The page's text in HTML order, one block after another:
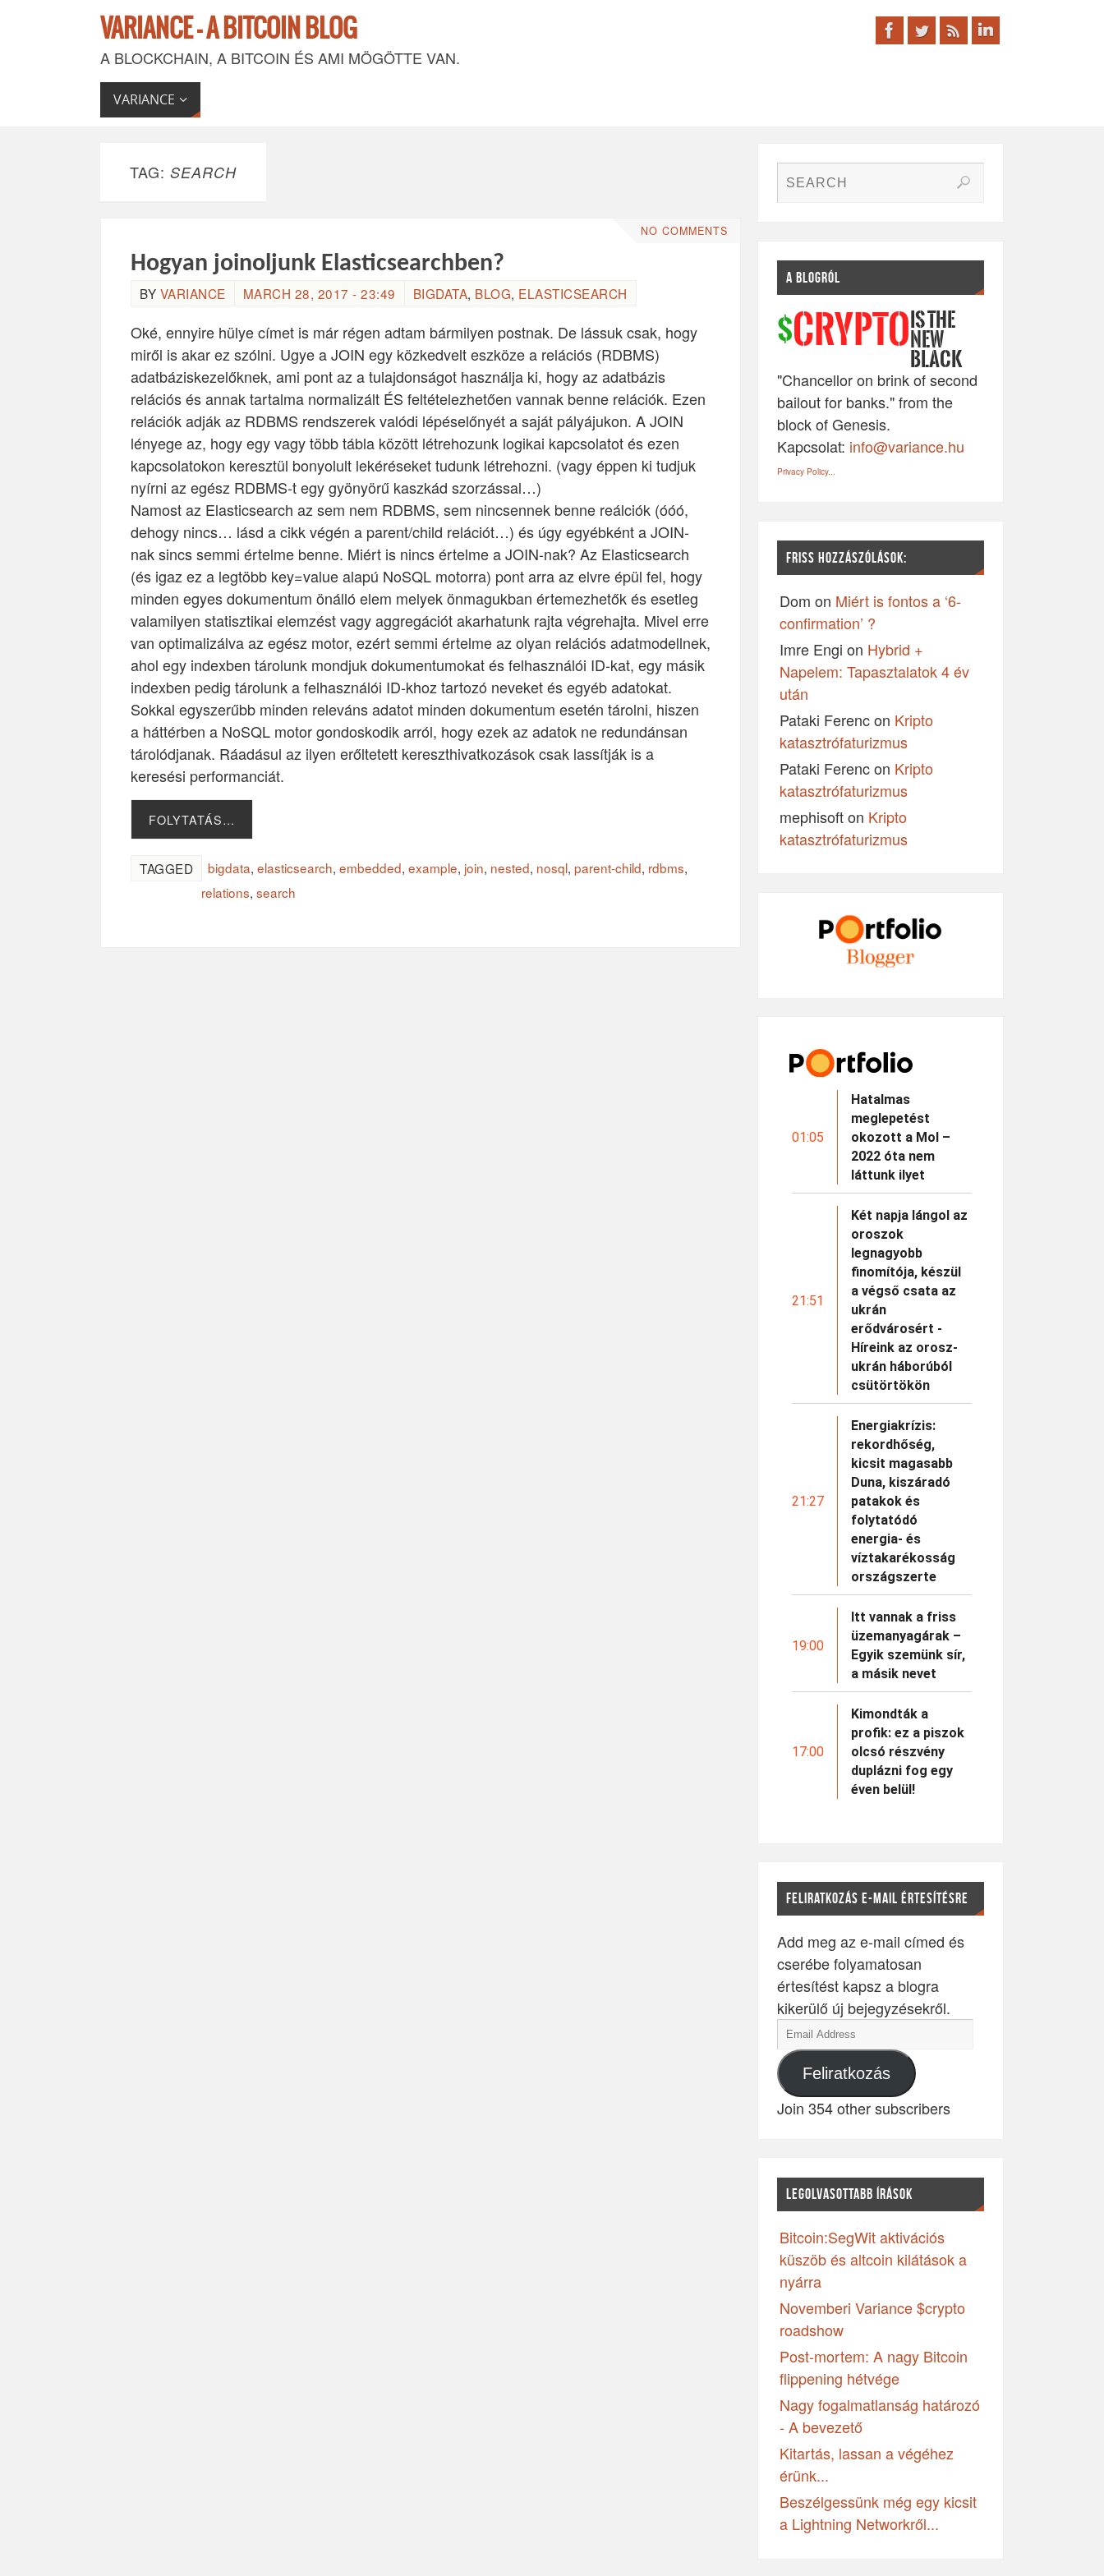
VARIANCE - A BITCOIN BLOG
A BLOCKCHAIN, A BITCOIN ÉS AMI MÖGÖTTE VAN.
VARIANCE
TAG: SEARCH
NO COMMENTS
Hogyan joinoljunk Elasticsearchben?
BY VARIANCE MARCH 28, 2017 - 23:49 BIGDATA, BLOG, ELASTICSEARCH
Oké, ennyire hülye címet is már régen adtam bármilyen postnak. De lássuk csak, hogy
miről is akar ez szólni. Ugye a JOIN egy közkedvelt eszköze a relációs (RDBMS)
adatbáziskezelőknek, ami pont az a tulajdonságot használja ki, hogy az adatbázis
relációs és annak tartalma normalizált ÉS feltételezhetően vannak benne relációk. Ezen
relációk adják az RDBMS rendszerek valódi lépéselőnyét a saját pályájukon. A JOIN
lényege az, hogy egy vagy több tábla között létrehozunk logikai kapcsolatot és ezen
kapcsolatokon keresztül bonyolult lekéréseket tudunk létrehozni. (vagy éppen ki tudjuk
nyírni az egész RDBMS-t egy gyönyörű kaszkád szorzással…)
Namost az Elasticsearch az sem nem RDBMS, sem nincsennek benne reálciók (óóó,
dehogy nincs… lásd a cikk végén a parent/child relációt…) és úgy egyébként a JOIN-
nak sincs semmi értelme benne. Miért is nincs értelme a JOIN-nak? Az Elasticsearch
(és igaz ez a legtöbb key=value alapú NoSQL motorra) pont arra az elvre épül fel, hogy
minden egyes dokumentum önálló elem melyek önmagukban értemezhetők és esetleg
valamilyen statisztikai elemzést vagy aggregációt akarhatunk rajta végrehajta. Mivel erre
van optimalizálva az egész motor, ezért semmi értelme az olyan relációs adatmodellnek,
ahol egy indexben tárolunk mondjuk dokumentumokat és felhasználói ID-kat, egy másik
indexben pedig tárolunk a felhasználói ID-khoz tartozó neveket és egyéb adatokat.
Sokkal egyszerűbb minden releváns adatot minden dokumentum esetén tárolni, hiszen
a háttérben a NoSQL motor gondoskodik arról, hogy ezek az adatok ne redundánsan
tárolódjanak. Ráadásul az ilyen erőltetett kereszthivatkozások csak lassítják is a
keresési performanciát.
FOLYTATÁS…
TAGGED bigdata, elasticsearch, embedded, example, join, nested, nosql, parent-child, rdbms,
relations, search
A BLOGRÓL
$CRYPTO IS THE
NEW
BLACK
"Chancellor on brink of second
bailout for banks." from the
block of Genesis.
Kapcsolat: info@variance.hu
Privacy Policy...
FRISS HOZZÁSZÓLÁSOK:
Dom on Miért is fontos a ‘6-
confirmation’ ?
Imre Engi on Hybrid +
Napelem: Tapasztalatok 4 év
után
Pataki Ferencon Kripto
katasztrófaturizmus
Pataki Ferencon Kripto
katasztrófaturizmus
mephisofton Kripto
katasztrófaturizmus
01:05
Hatalmas
meglepetést
okozott a Mol –
2022 óta nem
láttunk ilyet
21:51
Két napja lángol az
oroszok
legnagyobb
finomítója, készül
a végső csata az
ukrán
erődvárosért -
Híreink az orosz-
ukrán háborúból
csütörtökön
21:27
Energiakrízis:
rekordhőség,
kicsit magasabb
Duna, kiszáradó
patakok és
folytatódó
energia- és
víztakarékosság
országszerte
19:00
Itt vannak a friss
üzemanyagárak –
Egyik szemünk sír,
a másik nevet
17:00
Kimondták a
profik: ez a piszok
olcsó részvény
duplázni fog egy
éven belül!
FELIRATKOZÁS E-MAIL ÉRTESÍTÉSRE
Add meg az e-mail címed és
cserébe folyamatosan
értesítést kapsz a blogra
kikerülő új bejegyzésekről.
Feliratkozás
Join 354 other subscribers
LEGOLVASOTTABB ÍRÁSOK
Bitcoin:SegWit aktivációs
küszöb és altcoin kilátások a
nyárra
Novemberi Variance $crypto
roadshow
Post-mortem: A nagy Bitcoin
flippening hétvége
Nagy fogalmatlanság határozó
- A bevezető
Kitartás, lassan a végéhez
érünk...
Beszélgessünk még egy kicsit
a Lightning Networkről...